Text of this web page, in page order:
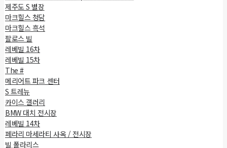
제주도 S 별장
마크힐스 청담
마크힐스 흑석
팔로스 빌
레베빌 16차
레베빌 15차
The #
메리어트 파크 센터
S 트레뉴
카이스 갤러리
BMW 대치 전시장
레베빌 14차
페라리 마세라티 사옥 / 전시장
빌 폴라리스